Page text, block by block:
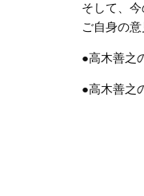
そして、
ご自身の
●高木善之
●高木善之